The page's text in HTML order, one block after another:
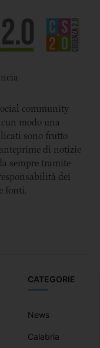
CATEGORIE
News
Calabria
community
modo una
sono frutto
di notizie
sempre tramite
dei
fonti.